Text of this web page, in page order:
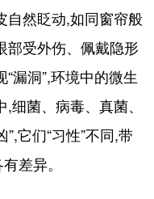
图片 专题·访谈
社会民生 山东产经
自然眨动,如同窗帘般
部受外伤、佩戴隐形
漏洞”,环境中的微生
菌、病毒、真菌、
它们“习性”不同,带
差异。